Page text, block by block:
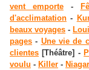
vent emporte-
d'acclimatation -
beaux voyages -
pages - Une vie de
clientes [Théâtre] -
voulu - Killer -